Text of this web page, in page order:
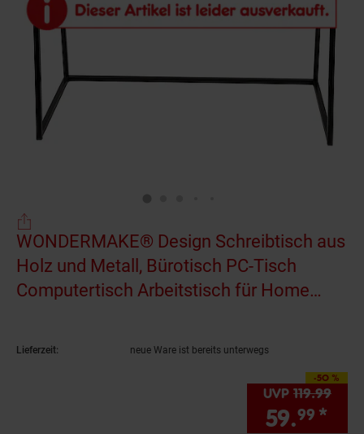
WONDERMAKE® Design Schreibtisch aus
Holz und Metall, Bürotisch PC-Tisch
Computertisch Arbeitstisch für Home
Lieferzeit: neue Ware ist bereits unterwegs
-50 %
Sie Sparen 50
UVP 119.99UVP
59.99 *